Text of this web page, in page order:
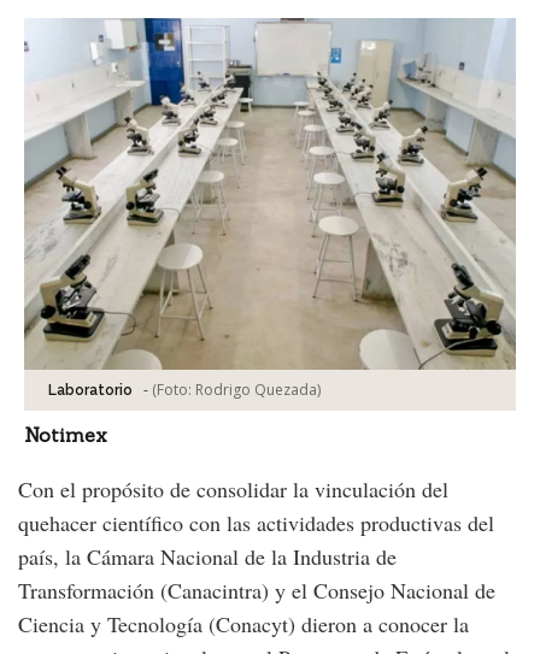
Laboratorio - (Foto: Rodrigo Quezada)
Notimex
Con el propósito de consolidar la vinculación del
quehacer científico con las actividades productivas del
país, la Cámara Nacional de la Industria de
Transformación (Canacintra) y el Consejo Nacional de
Ciencia y Tecnología (Conacyt) dieron a conocer la